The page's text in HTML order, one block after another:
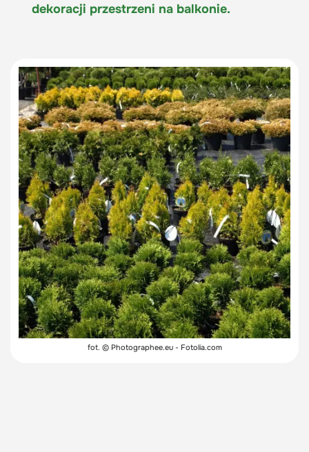
dekoracji przestrzeni na balkonie.
fot. © Photographee.eu - Fotolia.com